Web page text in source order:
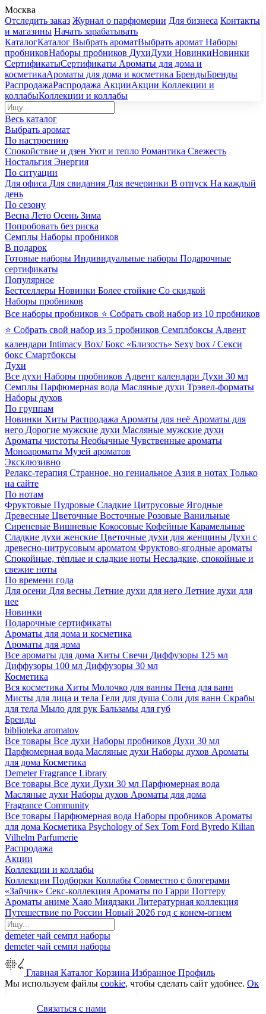
Москва
Отследить заказ Журнал о парфюмерии Для бизнеса Контакты
и магазины Начать зарабатывать
КаталогКаталог Выбрать ароматВыбрать аромат Наборы
пробниковНаборы пробников ДухиДухи НовинкиНовинки
СертификатыСертификаты Ароматы для дома и
косметикаАроматы для дома и косметика БрендыБренды
РаспродажаРаспродажа АкцииАкции Коллекции и
коллабыКоллекции и коллабы
Весь каталог
Выбрать аромат
По настроению
Спокойствие и дзен Уют и тепло Романтика Свежесть
Ностальгия Энергия
По ситуации
Для офиса Для свидания Для вечеринки В отпуск На каждый
день
По сезону
Весна Лето Осень Зима
Попробовать без риска
Семплы Наборы пробников
В подарок
Готовые наборы Индивидуальные наборы Подарочные
сертификаты
Популярное
Бестселлеры Новинки Более стойкие Со скидкой
Наборы пробников
Все наборы пробников ⭐ Собрать свой набор из 10 пробников
⭐ Собрать свой набор из 5 пробников Семплбоксы Адвент
календари Intimacy Box/ Бокс «Близость» Sexy box / Секси
бокс Смартбоксы
Духи
Все духи Наборы пробников Адвент календари Духи 30 мл
Семплы Парфюмерная вода Масляные духи Трэвел-форматы
Наборы духов
По группам
Новинки Хиты Распродажа Ароматы для неё Ароматы для
него Дорогие мужские духи Масляные мужские духи
Ароматы чистоты Необычные Чувственные ароматы
Моноароматы Музей ароматов
Эксклюзивно
Релакс-терапия Странное, но гениальное Азия в нотах Только
на сайте
По нотам
Фруктовые Пудровые Сладкие Цитрусовые Ягодные
Древесные Цветочные Восточные Розовые Ванильные
Сиреневые Вишневые Кокосовые Кофейные Карамельные
Сладкие духи женские Цветочные духи для женщины Духи с
древесно-цитрусовым ароматом Фруктово-ягодные ароматы
Спокойные, тёплые и сладкие ноты Несладкие, спокойные и
свежие ноты
По времени года
Для осени Для весны Летние духи для него Летние духи для
нее
Новинки
Подарочные сертификаты
Ароматы для дома и косметика
Ароматы для дома
Все ароматы для дома Хиты Свечи Диффузоры 125 мл
Диффузоры 100 мл Диффузоры 30 мл
Косметика
Вся косметика Хиты Молочко для ванны Пена для ванн
Мисты для лица и тела Гели для душа Соли для ванн Скрабы
для тела Мыло для рук Бальзамы для губ
Бренды
biblioteka aromatov
Все товары Все духи Наборы пробников Духи 30 мл
Парфюмерная вода Масляные духи Наборы духов Ароматы
для дома Косметика
Demeter Fragrance Library
Все товары Все духи Духи 30 мл Парфюмерная вода
Масляные духи Наборы духов Ароматы для дома
Fragrance Community
Все товары Парфюмерная вода Наборы пробников Ароматы
для дома Косметика Psychology of Sex Tom Ford Byredo Kilian
Vilhelm Parfumerie
Распродажа
Акции
Коллекции и коллабы
Коллекции Подборки Коллабы Совместно с блогерами
«Зайчик» Секс-коллекция Ароматы по Гарри Поттеру
Ароматы аниме Хаяо Миядзаки Литературная коллекция
Путешествие по России Новый 2026 год с конем-огнем
demeterчай семпл наборы
demeterчай семпл наборы
Главная Каталог Корзина Избранное Профиль
Мы используем файлы cookie, чтобы сделать сайт удобнее. Ок
Связаться с нами